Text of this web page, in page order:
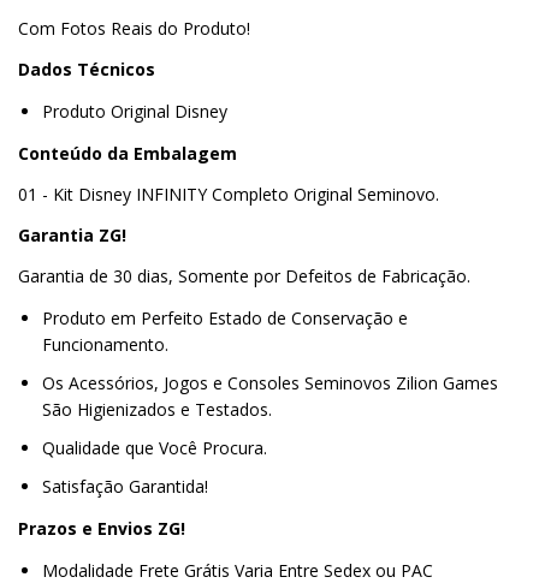
Com Fotos Reais do Produto!
Dados Técnicos
Produto Original Disney
Conteúdo da Embalagem
01 - Kit Disney INFINITY Completo Original Seminovo.
Garantia ZG!
Garantia de 30 dias, Somente por Defeitos de Fabricação.
Produto em Perfeito Estado de Conservação e
Funcionamento.
Os Acessórios, Jogos e Consoles Seminovos Zilion Games
São Higienizados e Testados.
Qualidade que Você Procura.
Satisfação Garantida!
Prazos e Envios ZG!
Modalidade Frete Grátis Varia Entre Sedex ou PAC